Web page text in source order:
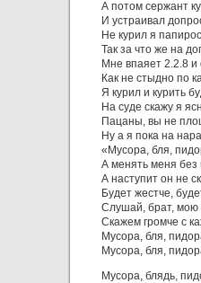
А потом сержант
И устраивал
Не курил я
Так за что же на
Мне впаяет 2.2.8
Как не стыдно по
Я курил и курить
На суде скажу я
Пацаны, вы не
Ну а я пока на
«Мусора, бля,
А менять меня
А наступит он не
Будет жестче,
Слушай, брат, мою
Скажем громче с
Мусора, бля,
Мусора, бля,
Мусора, блядь,